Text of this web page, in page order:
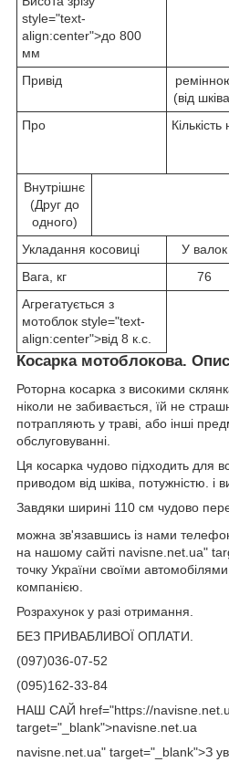
style="text-
align:center">до 800
мм
Привід
(від
Про
Кількість
Внутрішнє
(Друг до
одного)
Укладання косовиці
У валок
Вага, кг
76
Агрегатується з
мотоблок style="text-
align:center">від 8 к.с.
Косарка мотоблокова. Опис
Роторна косарка з високими
ніколи не забивається, їй не
потрапляють у траві, або інші
обслуговуванні.
Ця косарка чудово підходить для
приводом від шківа, потужністю. і
Завдяки ширині 110 см чудово
можна зв'язавшись із нами
на нашому сайті navisne.net.ua"
точку України своїми
компанією.
Розрахунок у разі отримання.
БЕЗ ПРИВАБЛИВОЇ ОПЛАТИ.
(097)036-07-52
(095)162-33-84
НАШ САЙ href="https://
target="_blank">navisne.net.ua
navisne.net.ua" target="_blank">З